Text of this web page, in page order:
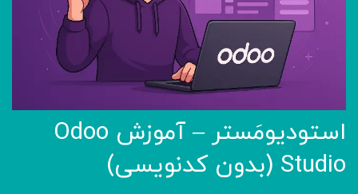
استودیو‌مَستر – آموزش Odoo
Studio (بدون کدنویسی)